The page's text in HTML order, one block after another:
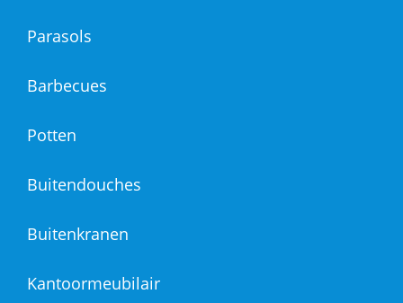
Parasols
Barbecues
Potten
Buitendouches
Buitenkranen
Kantoormeubilair